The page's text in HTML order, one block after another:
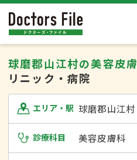
球磨郡山江村の美容皮
リニック・病院
エリア・駅 球磨郡山江村
診療科目 美容皮膚科